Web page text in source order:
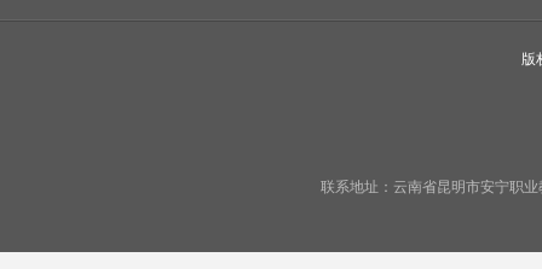
版
联系地址：云南省昆明市安宁职